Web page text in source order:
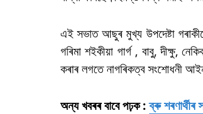
এই সভাত আছুৰ মুখ্য উপদেষ্টা
গৰিমা শইকীয়া গাৰ্গ , বাবু,
কৰাৰ লগতে নাগৰিকত্ব সংশোধনী
অন্য খবৰৰ বাবে পঢ়ক :ব্ৰু শৰণাৰ্থীৰ